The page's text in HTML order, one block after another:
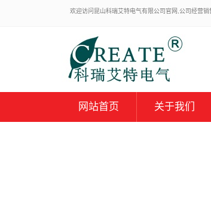
欢迎访问昆山科瑞艾特电气有限公司官网,公司经营
网站首页 关于我们